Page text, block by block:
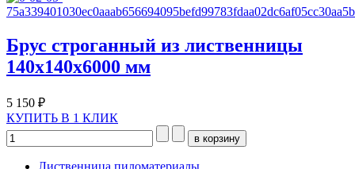
Брус строганный из лиственницы
140х140х6000 мм
5 150 ₽
КУПИТЬ В 1 КЛИК
Лиственница пиломатериалы